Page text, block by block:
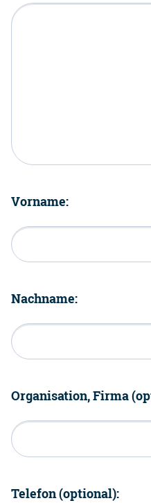
Vorname:
Nachname:
Organisation, Firma
Telefon (optional):